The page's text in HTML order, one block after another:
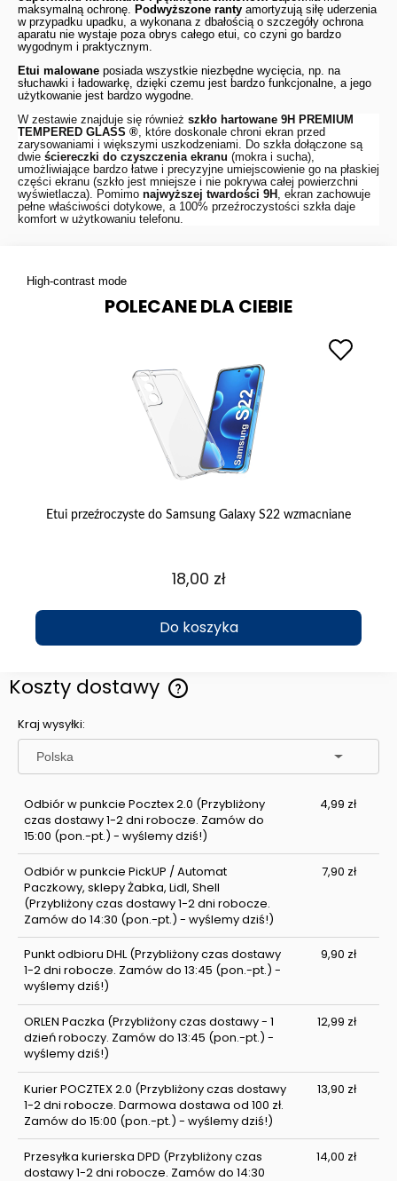
maksymalną ochronę. Podwyższone ranty amortyzują siłę uderzenia
w przypadku upadku, a wykonana z dbałością o szczegóły ochrona
aparatu nie wystaje poza obrys całego etui, co czyni go bardzo
wygodnym i praktycznym.
Etui malowane posiada wszystkie niezbędne wycięcia, np. na
słuchawki i ładowarkę, dzięki czemu jest bardzo funkcjonalne, a jego
użytkowanie jest bardzo wygodne.
W zestawie znajduje się również szkło hartowane 9H PREMIUM
TEMPERED GLASS ®, które doskonale chroni ekran przed
zarysowaniami i większymi uszkodzeniami. Do szkła dołączone są
dwie ściereczki do czyszczenia ekranu (mokra i sucha),
umożliwiające bardzo łatwe i precyzyjne umiejscowienie go na płaskiej
części ekranu (szkło jest mniejsze i nie pokrywa całej powierzchni
wyświetlacza). Pomimo najwyższej twardości 9H , ekran zachowuje
pełne właściwości dotykowe, a 100% przeźroczystości szkła daje
komfort w użytkowaniu telefonu.
High-contrast mode
POLECANE DLA CIEBIE
Etui przeźroczyste do Samsung Galaxy S22 wzmacniane
18,00 zł
Do koszyka
Koszty dostawy
Kraj wysyłki:
Odbiór w punkcie Pocztex 2.0 (Przybliżony
czas dostawy 1-2 dni robocze. Zamów do
15:00 (pon.-pt.) - wyślemy dziś!)
4,99 zł
Odbiór w punkcie PickUP / Automat
Paczkowy, sklepy Żabka, Lidl, Shell
(Przybliżony czas dostawy 1-2 dni robocze.
Zamów do 14:30 (pon.-pt.) - wyślemy dziś!)
7,90 zł
Punkt odbioru DHL(Przybliżony czas dostawy
1-2 dni robocze. Zamów do 13:45 (pon.-pt.) -
wyślemy dziś!)
9,90 zł
ORLEN Paczka (Przybliżony czas dostawy - 1
dzień roboczy. Zamów do 13:45 (pon.-pt.) -
wyślemy dziś!)
12,99 zł
Kurier POCZTEX 2.0 (Przybliżony czas dostawy
1-2 dni robocze. Darmowa dostawa od 100 zł.
Zamów do 15:00 (pon.-pt.) - wyślemy dziś!)
13,90 zł
Przesyłka kurierska DPD (Przybliżony czas
dostawy 1-2 dni robocze. Zamów do 14:30
14,00 zł